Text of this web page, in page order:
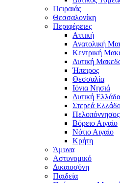
Πειραιάς
Θεσσαλονίκη
Περιφέρειες
Αττική
Ανατολική
Κεντρική
Δυτική
Ήπειρος
Θεσσαλία
Ιόνια Νησιά
Δυτική Ελλάδα
Στερεά
Πελοπόννησος
Βόρειο Αιγαίο
Νότιο Αιγαίο
Κρήτη
Άμυνα
Αστυνομικό
Δικαιοσύνη
Παιδεία